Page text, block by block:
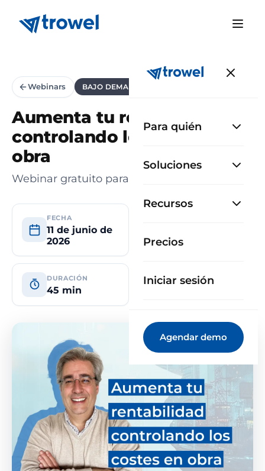
Para quién
Soluciones
Recursos
Precios
Iniciar sesión
Agendar demo
Webinars BAJO DEMANDA
Aumenta tu rentabilidad
controlando los costes en
obra
Webinar gratuito para constructoras
FECHA
11 de junio de
2026
DURACIÓN
45 min